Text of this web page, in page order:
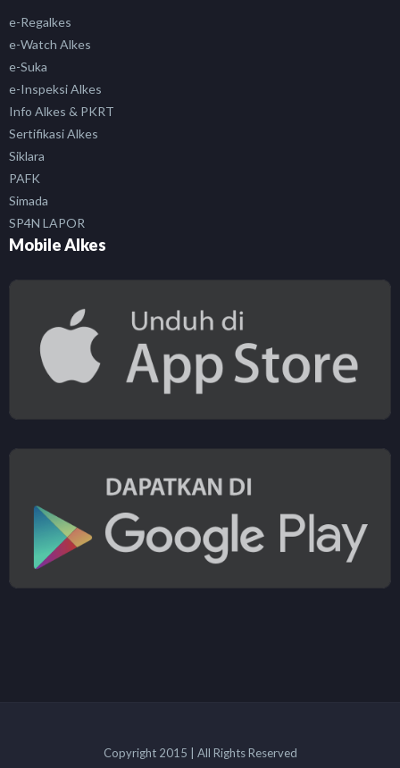
e-Regalkes
e-Watch Alkes
e-Suka
e-Inspeksi Alkes
Info Alkes & PKRT
Sertifikasi Alkes
Siklara
PAFK
Simada
SP4N LAPOR
Mobile Alkes
Copyright 2015 | All Rights Reserved